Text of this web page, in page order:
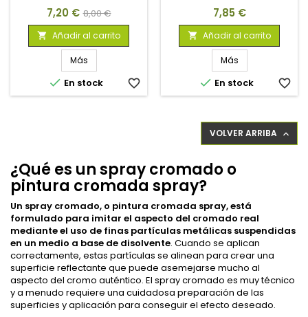
Precio
7,20 € Precio
base
8,00 €
 Añadir al carrito
Más
 En stock favorite_border
Precio
7,85 €
 Añadir al carrito
Más
 En stock favorite_border
VOLVER ARRIBA 
¿Qué es un spray cromado o
pintura cromada spray?
Un spray cromado, o pintura cromada spray, está
formulado para imitar el aspecto del cromado real
mediante el uso de finas partículas metálicas suspendidas
en un medio a base de disolvente. Cuando se aplican
correctamente, estas partículas se alinean para crear una
superficie reflectante que puede asemejarse mucho al
aspecto del cromo auténtico. El spray cromado es muy técnico
y a menudo requiere una cuidadosa preparación de las
superficies y aplicación para conseguir el efecto deseado.